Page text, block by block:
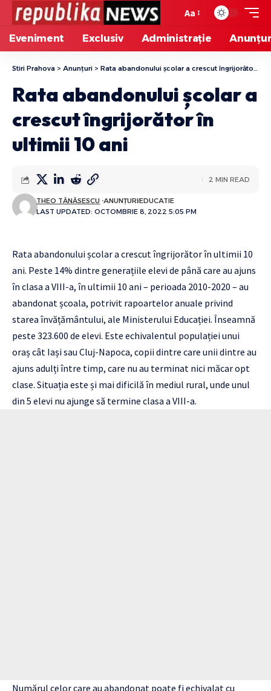
Aa
Eveniment Exclusiv Administrație
Stiri Prahova > Anunțuri > Rata abandonului școlar a crescut îngrijorător în ultimii 10 ani
Rata abandonului școlar a
crescut îngrijorător în
ultimii 10 ani
LAST UPDATED: OCTOMBRIE 8, 2022 5:05 PM
THEO TĂNĂSESCU ANUNȚURIEDUCATIE
2 MIN READ
Rata abandonului școlar a crescut îngrijorător în ultimii 10
ani. Peste 14% dintre generațiile elevi de până care au ajuns
în clasa a VIII-a, în ultimii 10 ani – perioada 2010-2020 – au
abandonat școala, potrivit rapoartelor anuale privind
starea învățământului, ale Ministerului Educației. Înseamnă
peste 323.600 de elevi. Este echivalentul populației unui
oraș cât Iași sau Cluj-Napoca, copii dintre care unii dintre au
ajuns adulți între timp, care nu au terminat nici măcar opt
clase. Situația este și mai dificilă în mediul rural, unde unul
din 5 elevi nu ajunge să termine clasa a VIII-a.
Numărul celor care au abandonat poate fi echivalat cu